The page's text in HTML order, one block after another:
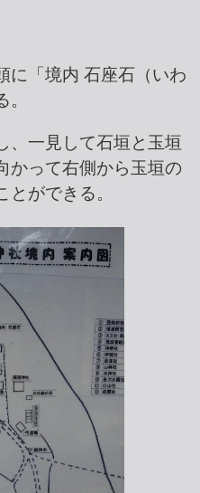
に「境内 石座石（いわ
、一見して石垣と玉垣
かって右側から玉垣の
ができる。